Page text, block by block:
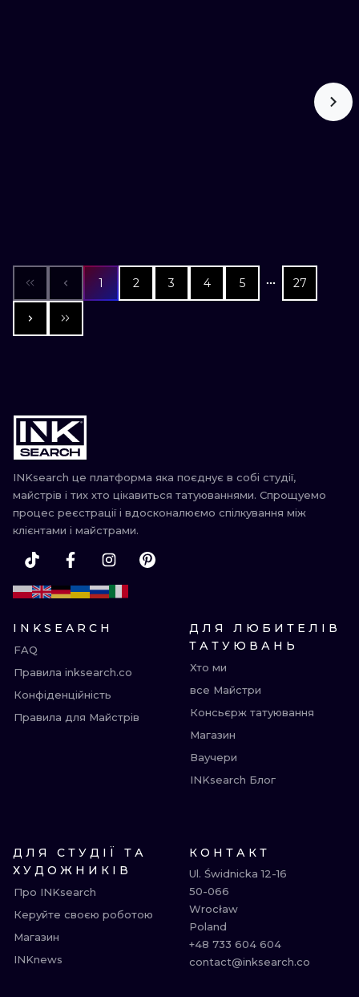
1 2 3 4 5 27
INKsearch це платформа яка поєднує в собі студії,
майстрів і тих хто цікавиться татуюваннями. Спрощуемо
процес реєстрації і вдосконалюємо спілкування між
клієнтами і майстрами.
INKSEARCH
FAQ
Правила inksearch.co
Конфіденційність
Правила для Майстрів
ДЛЯ ЛЮБИТЕЛІВ
ТАТУЮВАНЬ
Хто ми
все Майстри
Консьєрж татуювання
Магазин
Ваучери
INKsearch Блог
ДЛЯ СТУДІЇ ТА
ХУДОЖНИКІВ
Про INKsearch
Керуйте своєю роботою
Магазин
INKnews
КОНТАКТ
Ul. Świdnicka 12-16
50-066
Wrocław
Poland
+48 733 604 604
contact@inksearch.co